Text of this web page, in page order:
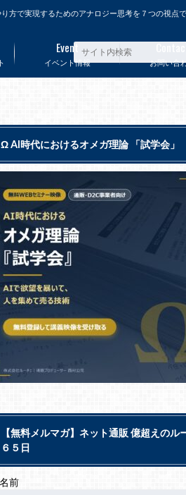
方で実現するためのアナロジー思考を７つの視点
イベント情報
Event
お問い合
Ω AI時代におけるオメガ理論 「試学会」
【無料メルマガ】ネット通販 億超えのル
６５日
前